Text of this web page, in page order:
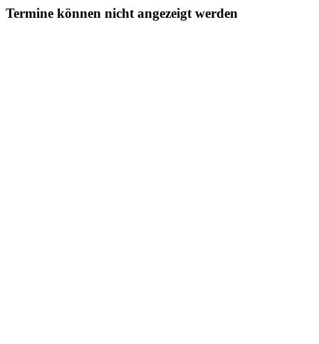
Termine können nicht angezeigt werden